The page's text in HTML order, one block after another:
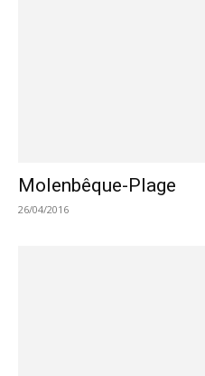
Molenbêque-Plage
26/04/2016